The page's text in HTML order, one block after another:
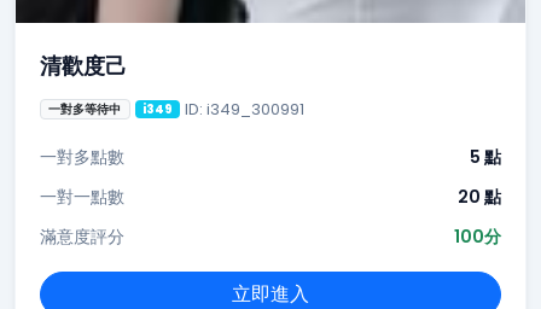
清歡度己
一對多等待中 i349 ID: i349_300991
一對多點數
5 點
一對一點數
20 點
滿意度評分
100分
立即進入